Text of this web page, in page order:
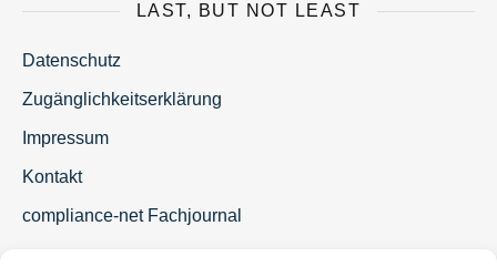
LAST, BUT NOT LEAST
Datenschutz
Zugänglichkeitserklärung
Impressum
Kontakt
compliance-net Fachjournal